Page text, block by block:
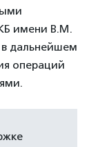
имени В.М.
дальнейшем
операций